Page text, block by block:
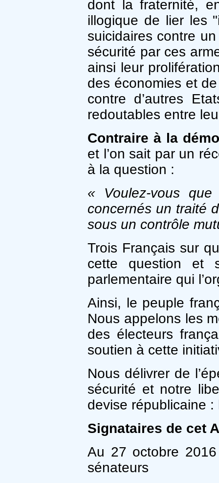
dont la fraternité,
illogique de lier les
suicidaires contre
sécurité par ces
ainsi leur
des économies et
contre d’autres
redoutables entre
Contraire à la
et l’on sait par un
à la question :
« Voulez-vous
concernés un traité
sous un contrôle
Trois Français sur
cette question et
parlementaire qui
Ainsi, le peuple
Nous appelons les
des électeurs
soutien à cette
Nous délivrer de
sécurité et notre
devise républicaine
Signataires de cet
Au 27 octobre
sénateurs